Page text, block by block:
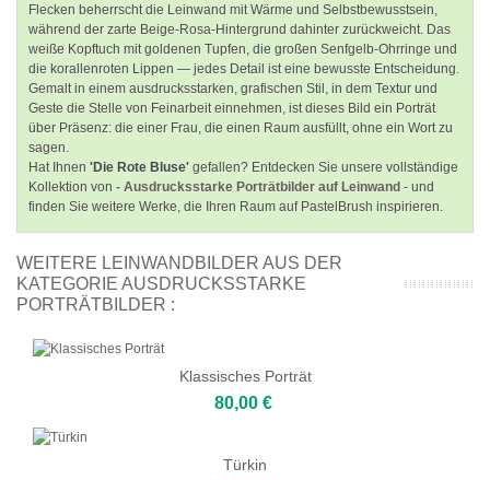
Flecken beherrscht die Leinwand mit Wärme und Selbstbewusstsein,
während der zarte Beige-Rosa-Hintergrund dahinter zurückweicht. Das
weiße Kopftuch mit goldenen Tupfen, die großen Senfgelb-Ohrringe und
die korallenroten Lippen — jedes Detail ist eine bewusste Entscheidung.
Gemalt in einem ausdrucksstarken, grafischen Stil, in dem Textur und
Geste die Stelle von Feinarbeit einnehmen, ist dieses Bild ein Porträt
über Präsenz: die einer Frau, die einen Raum ausfüllt, ohne ein Wort zu
sagen.
Hat Ihnen 'Die Rote Bluse' gefallen? Entdecken Sie unsere vollständige
Kollektion von - Ausdrucksstarke Porträtbilder auf Leinwand - und
finden Sie weitere Werke, die Ihren Raum auf PastelBrush inspirieren.
WEITERE LEINWANDBILDER AUS DER
KATEGORIE AUSDRUCKSSTARKE
PORTRÄTBILDER :
Klassisches Porträt
80,00 €
Türkin